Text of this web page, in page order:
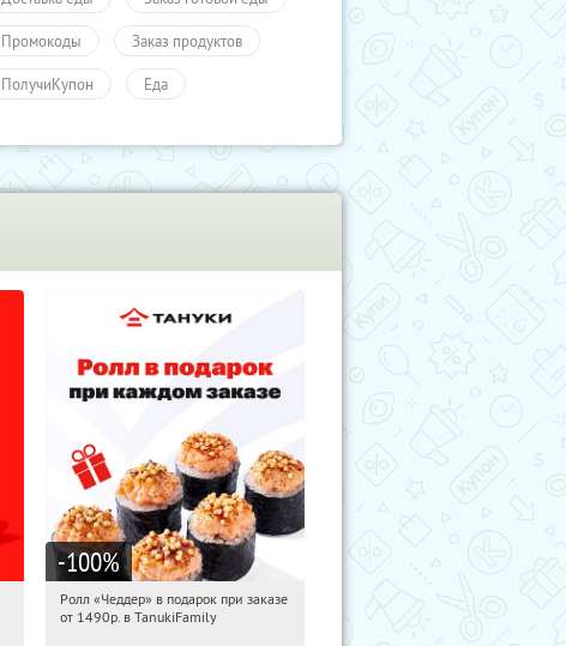
Промокоды Заказ продуктов
ПолучиКупон Еда
-100%
11:56:19 Получили:108
Ролл «Чеддер» в подарок при заказе
от 1490р. в TanukiFamily